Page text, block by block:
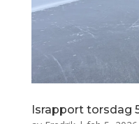
Israpport torsdag